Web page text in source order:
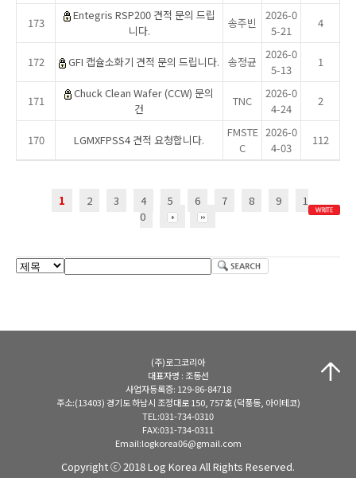
173
Entegris RSP200 견적 문의 드립
니다.
송주빈
2026-0
5-21
4
172 GFI 캡슐소화기 견적 문의 드립니다. 송정균
2026-0
5-13
1
171
Chuck Clean Wafer (CCW) 문의
건
TNC
2026-0
4-24
2
170 LGMXFPSS4 견적 요청합니다.
FMSTE
C
2026-0
4-03
112
1 2 3 4 5 6 7 8 9
1
0
(주)로그코리아
대표자명 : 조동선
사업자등록증: 129-86-84718
주소:(13403) 경기도 하남시 조정대로 150, 757호 (덕풍동, 아이테코)
TEL:031-734-0310
FAX:031-734-0311
Email:logkorea06@gmail.com
Copyright ⓒ 2018 Log Korea All Rights Reserved.